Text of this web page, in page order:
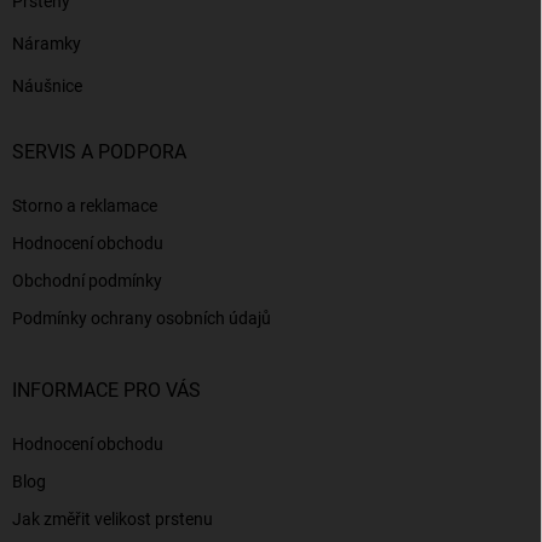
Náramky
Náušnice
SERVIS A PODPORA
Storno a reklamace
Hodnocení obchodu
Obchodní podmínky
Podmínky ochrany osobních údajů
INFORMACE PRO VÁS
Hodnocení obchodu
Blog
Jak změřit velikost prstenu